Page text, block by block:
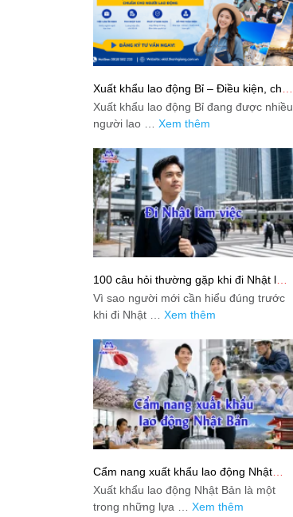
Xuất khẩu lao động Bỉ – Điều kiện, chi
phí, mức lương và quy trình chuẩn cho
người lao động
Xuất khẩu lao động Bỉ đang được nhiều
người lao … Xem thêm
100 câu hỏi thường gặp khi đi Nhật làm
việc: Giải đáp thật dễ hiểu cho người
mới bắt đầu
Vì sao người mới cần hiểu đúng trước
khi đi Nhật … Xem thêm
Cẩm nang xuất khẩu lao động Nhật
Bản từ A-Z
Xuất khẩu lao động Nhật Bản là một
trong những lựa … Xem thêm